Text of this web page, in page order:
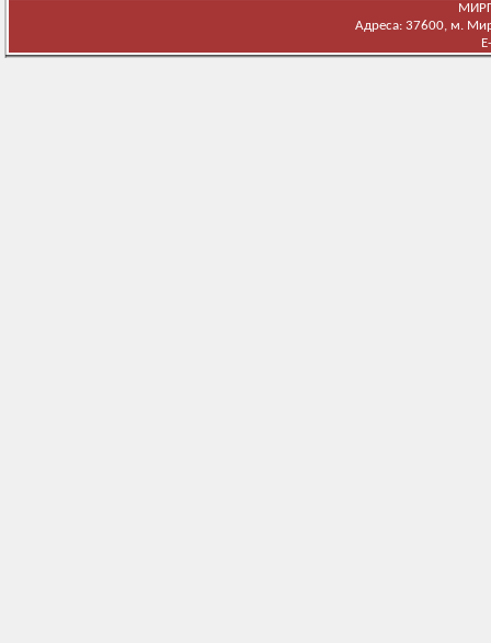
Адреса: 37600, м.